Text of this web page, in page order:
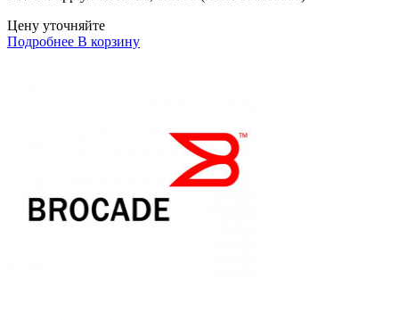
Цену уточняйте
Подробнее В корзину